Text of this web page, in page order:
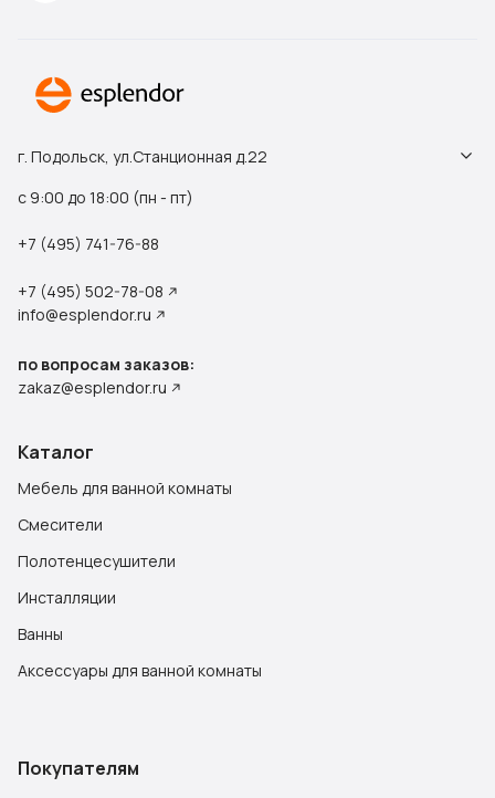
г. Подольск, ул.Станционная д.22
с 9:00 до 18:00 (пн - пт)
+7 (495) 741-76-88
+7 (495) 502-78-08
info@esplendor.ru
по вопросам заказов:
zakaz@esplendor.ru
Каталог
Мебель для ванной комнаты
Смесители
Полотенцесушители
Инсталляции
Ванны
Аксессуары для ванной комнаты
Покупателям